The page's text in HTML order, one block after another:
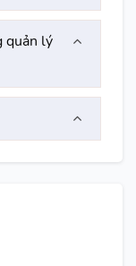
quản lý